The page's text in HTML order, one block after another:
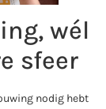
wél
sfeer
nodig hebt